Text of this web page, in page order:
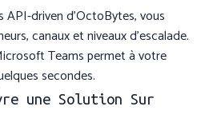
API-driven d’OctoBytes, vous
canaux et niveaux d’escalade.
Teams permet à votre
secondes.
une Solution Sur